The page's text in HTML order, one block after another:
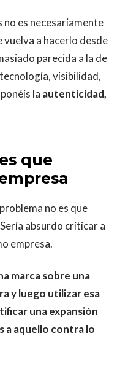
no es necesariamente
vuelva a hacerlo desde
parecida a la de
visibilidad,
la autenticidad,
que
no es que
absurdo criticar a
empresa.
marca sobre una
y luego utilizar esa
una expansión
a aquello contra lo